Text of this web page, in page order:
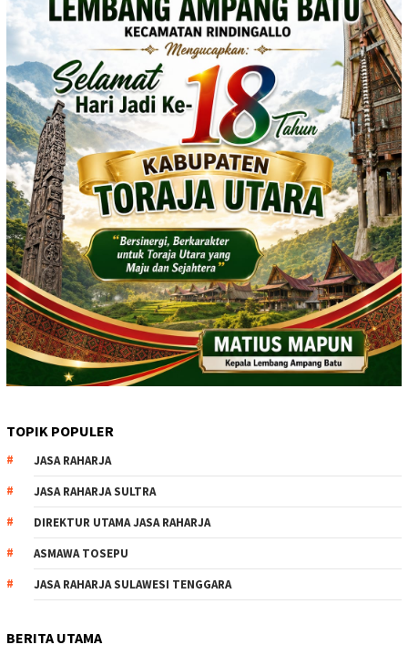
TOPIK POPULER
JASA RAHARJA
JASA RAHARJA SULTRA
DIREKTUR UTAMA JASA RAHARJA
ASMAWA TOSEPU
JASA RAHARJA SULAWESI TENGGARA
BERITA UTAMA